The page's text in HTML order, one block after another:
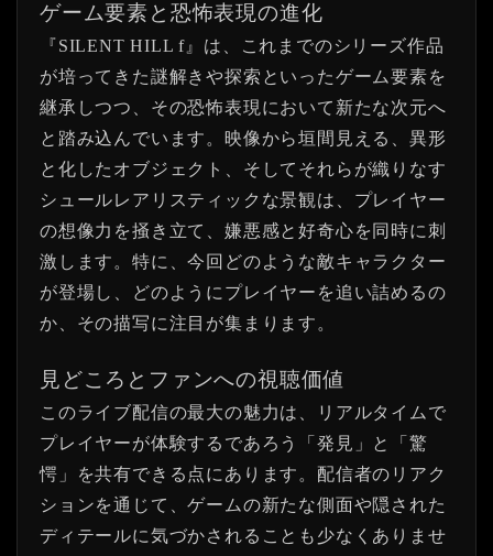
ゲーム要素と恐怖表現の進化
『SILENT HILL f』は、これまでのシリーズ作品
が培ってきた謎解きや探索といったゲーム要素を
継承しつつ、その恐怖表現において新たな次元へ
と踏み込んでいます。映像から垣間見える、異形
と化したオブジェクト、そしてそれらが織りなす
シュールレアリスティックな景観は、プレイヤー
の想像力を掻き立て、嫌悪感と好奇心を同時に刺
激します。特に、今回どのような敵キャラクター
が登場し、どのようにプレイヤーを追い詰めるの
か、その描写に注目が集まります。
見どころとファンへの視聴価値
このライブ配信の最大の魅力は、リアルタイムで
プレイヤーが体験するであろう「発見」と「驚
愕」を共有できる点にあります。配信者のリアク
ションを通じて、ゲームの新たな側面や隠された
ディテールに気づかされることも少なくありませ